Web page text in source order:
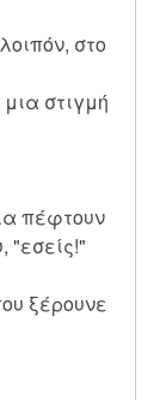
στο
στιγμή
πέφτουν
"εσείς!"
ξέρουνε